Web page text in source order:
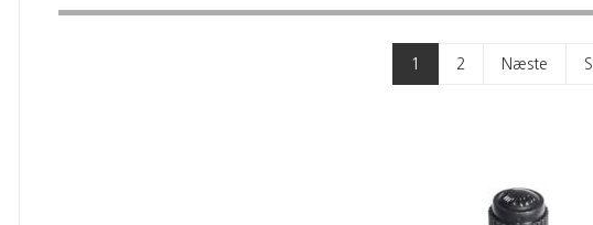
1 2 Næste